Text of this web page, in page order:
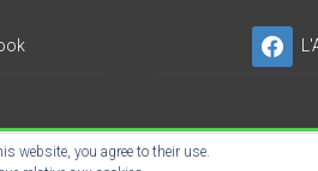
- INSER'NET SC-ES
website, you agree to their use.